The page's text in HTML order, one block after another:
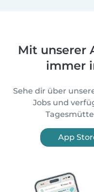
Mit unserer
immer
Sehe dir über
Jobs und
App